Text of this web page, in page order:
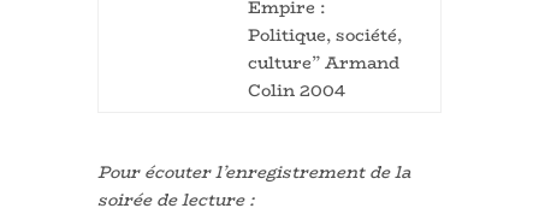
Empire :
Politique, société,
culture” Armand
Colin 2004
Pour écouter l’enregistrement de la
soirée de lecture :